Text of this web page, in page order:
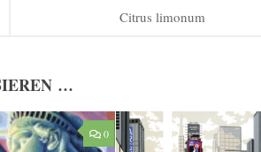
Citrus limonum
…
0